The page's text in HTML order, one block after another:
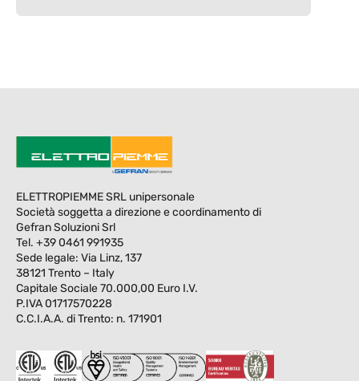
ELETTROPIEMME SRL unipersonale
Società soggetta a direzione e coordinamento di
Gefran Soluzioni Srl
Tel. +39 0461 991935
Sede legale: Via Linz, 137
38121 Trento – Italy
Capitale Sociale 70.000,00 Euro I.V.
P.IVA 01717570228
C.C.I.A.A. di Trento: n. 171901